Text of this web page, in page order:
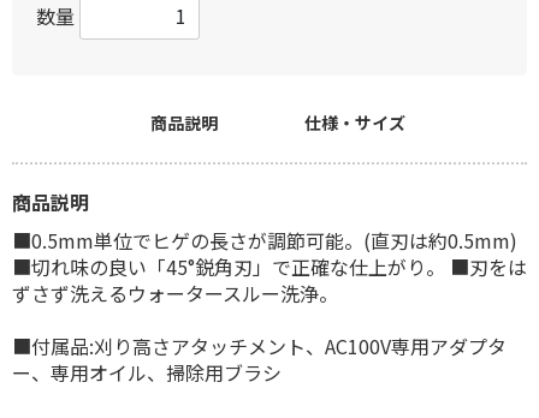
数量
商品説明 仕様・サイズ
商品説明
■0.5mm単位でヒゲの長さが調節可能。(直刃は約0.5mm)
■切れ味の良い「45°鋭角刃」で正確な仕上がり。 ■刃をは
ずさず洗えるウォータースルー洗浄。
■付属品:刈り高さアタッチメント、AC100V専用アダプタ
ー、専用オイル、掃除用ブラシ